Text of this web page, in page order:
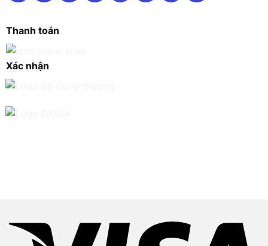
Thanh toán
Xác nhận